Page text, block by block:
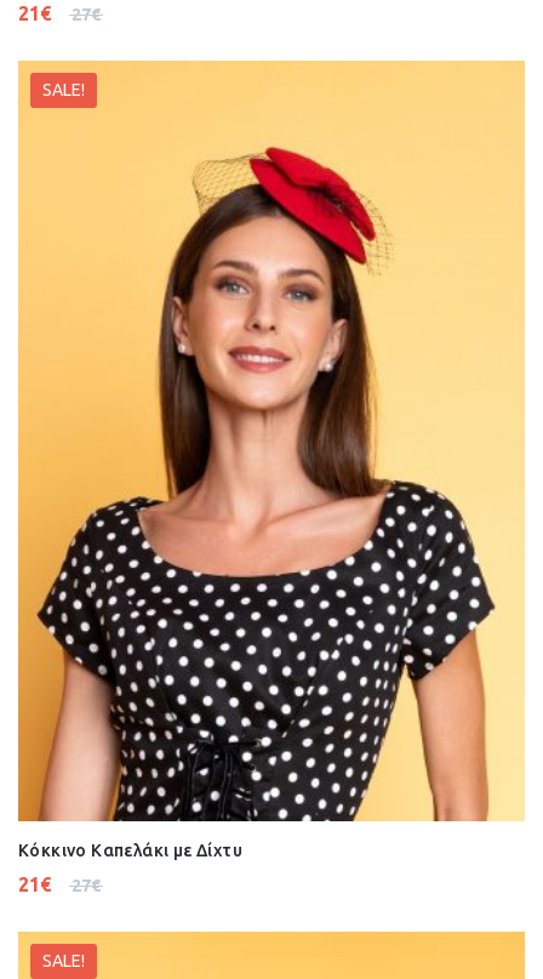
27€
21€
SALE!
Κόκκινο Καπελάκι με Δίχτυ
27€
21€
SALE!